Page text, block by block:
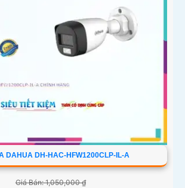
DAHUA DH-HAC-HFW1200CLP-IL-A
Giá Bán: 1,050,000 ₫